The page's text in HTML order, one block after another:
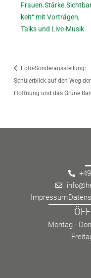
keit“ mit Vorträgen,
Talks und Live-Musik
Foto-Sonderausstellung:
Schülerblick auf den Weg der
Hoffnung und das Grüne
Impressum
Montag -